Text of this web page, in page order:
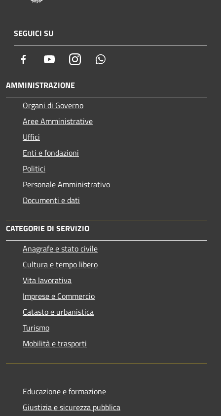
SEGUICI SU
Facebook YoutubeInstagram
AMMINISTRAZIONE
Organi di Governo
Aree Amministrative
Uffici
Enti e fondazioni
Politici
Personale Amministrativo
Documenti e dati
CATEGORIE DI SERVIZIO
Anagrafe e stato civile
Cultura e tempo libero
Vita lavorativa
Imprese e Commercio
Catasto e urbanistica
Turismo
Mobilità e trasporti
Educazione e formazione
Giustizia e sicurezza pubblica